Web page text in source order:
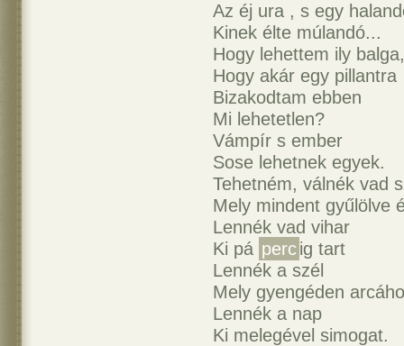
Az éj ura , s egy
Kinek élte múlandó...
Hogy lehettem ily balga,
Hogy akár egy pillantra
Bizakodtam ebben
Mi lehetetlen?
Vámpír s ember
Sose lehetnek egyek.
Tehetném, válnék vad
Mely mindent gyűlölve
Lennék vad vihar
Ki pá percig tart
Lennék a szél
Mely gyengéden
Lennék a nap
Ki melegével simogat.